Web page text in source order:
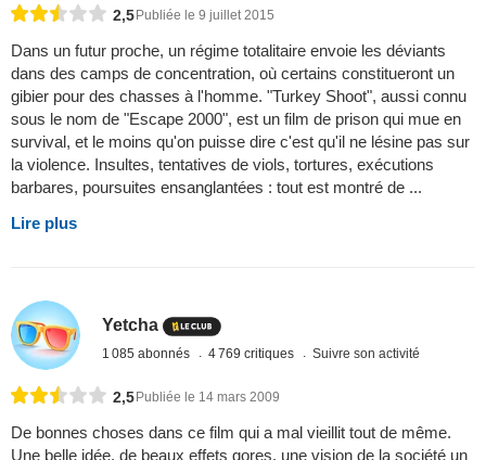
2,5 Publiée le 9 juillet 2015
Dans un futur proche, un régime totalitaire envoie les déviants
dans des camps de concentration, où certains constitueront un
gibier pour des chasses à l'homme. "Turkey Shoot", aussi connu
sous le nom de "Escape 2000", est un film de prison qui mue en
survival, et le moins qu'on puisse dire c'est qu'il ne lésine pas sur
la violence. Insultes, tentatives de viols, tortures, exécutions
barbares, poursuites ensanglantées : tout est montré de ...
Lire plus
Yetcha
1 085 abonnés 4 769 critiques Suivre son activité
2,5 Publiée le 14 mars 2009
De bonnes choses dans ce film qui a mal vieillit tout de même.
Une belle idée, de beaux effets gores, une vision de la société un